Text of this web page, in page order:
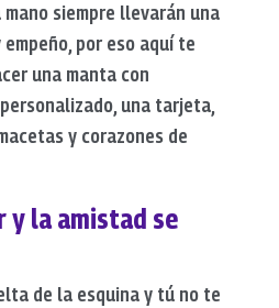
siempre llevarán una
por eso aquí te
una manta con
una tarjeta,
y corazones de
y la amistad se
de la esquina y tú no te